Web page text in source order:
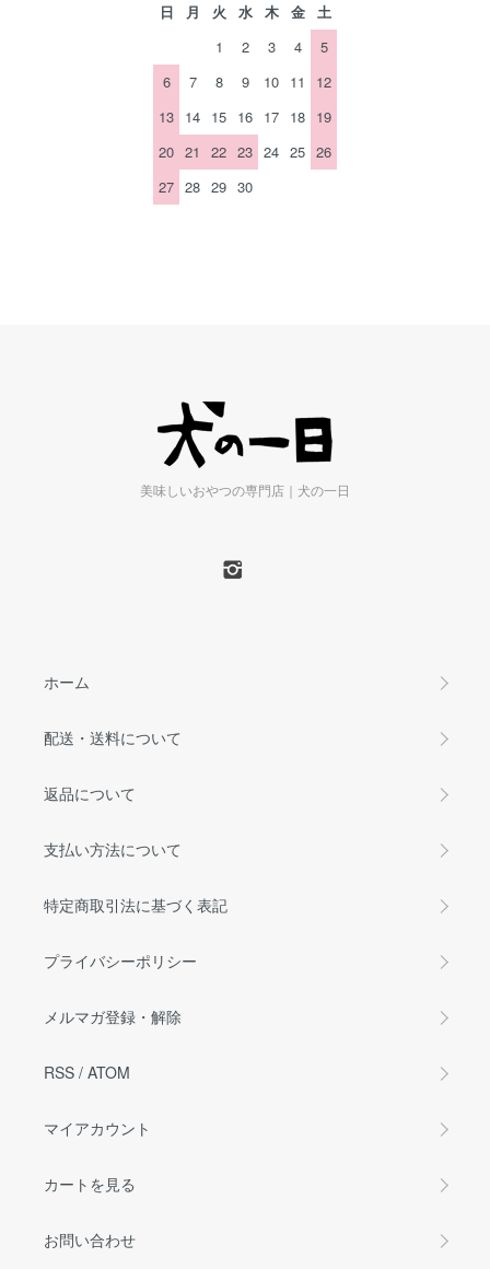
日 月 火 水 木 金
土
1
2 3 4
5
6
7 8 9 10 11
12
13 14 15 16 17 18 19
20 21 22 23 24 25 26
27 28 29 30
美味しいおやつの専門店｜犬の一日
ホーム
配送・送料について
返品について
支払い方法について
特定商取引法に基づく表記
プライバシーポリシー
メルマガ登録・解除
RSS / ATOM
マイアカウント
カートを見る
お問い合わせ